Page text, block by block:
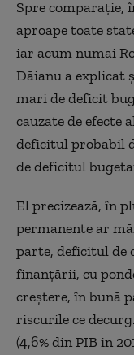
Spre comparaţie,
aproape toate
iar acum numai
Dăianu a explicat
mari de deficit
cauzate de efecte
deficitul probabil
de deficitul
El precizează, în
permanente ar
parte, deficitul de
finanţării, cu
creştere, în bună
riscurile ce
(4,6% din PIB in